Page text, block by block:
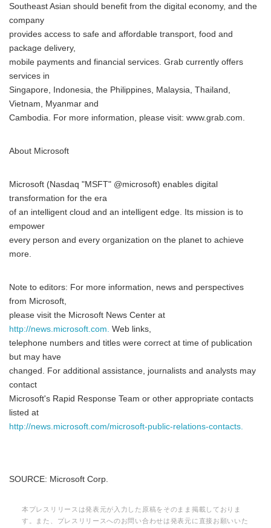
Southeast Asian should benefit from the digital economy, and the
company
provides access to safe and affordable transport, food and
package delivery,
mobile payments and financial services. Grab currently offers
services in
Singapore, Indonesia, the Philippines, Malaysia, Thailand,
Vietnam, Myanmar and
Cambodia. For more information, please visit: www.grab.com.
About Microsoft
Microsoft (Nasdaq "MSFT" @microsoft) enables digital
transformation for the era
of an intelligent cloud and an intelligent edge. Its mission is to
empower
every person and every organization on the planet to achieve
more.
Note to editors: For more information, news and perspectives
from Microsoft,
please visit the Microsoft News Center at
http://news.microsoft.com. Web links,
telephone numbers and titles were correct at time of publication
but may have
changed. For additional assistance, journalists and analysts may
contact
Microsoft's Rapid Response Team or other appropriate contacts
listed at
http://news.microsoft.com/microsoft-public-relations-contacts.
SOURCE: Microsoft Corp.
本プレスリリースは発表元が入力した原稿をそのまま掲載しておりま
す。また、プレスリリースへのお問い合わせは発表元に直接お願いいた